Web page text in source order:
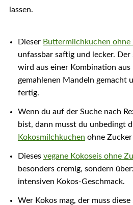
lassen.
Dieser Buttermilchkuchen ohne
unfassbar saftig und lecker. Der
wird aus einer Kombination aus
gemahlenen Mandeln gemacht
fertig.
Wenn du auf der Suche nach
bist, dann musst du unbedingt
Kokosmilchkuchen ohne
Dieses vegane Kokoseis ohne
besonders cremig, sondern
intensiven Kokos-Geschmack.
Wer Kokos mag, der muss diese